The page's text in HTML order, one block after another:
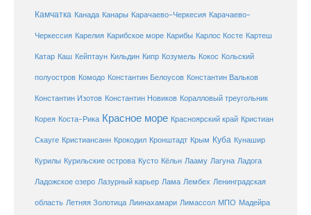
Камчатка Канада Канары Карачаево-Черкесия Карачаево-
Черкессия Карелия Карибское море Карибы Карлос Косте Картеш
Катар Каш Кейптаун Кильдин Кипр Козумель Кокос Кольский
полуостров Комодо Константин Белоусов Константин Вальков
Константин Изотов Константин Новиков Коралловый треугольник
Корея Коста-Рика Красное море Красноярский край Кристиан
Скауге Кристиансанн Крокодил Кронштадт Крым Куба Кунашир
Курилы Курильские острова Кусто Кёльн Лааму Лагуна Ладога
Ладожское озеро Лазурный карьер Лама Лембех Ленинградская
область Летняя Золотица Лиинахамари Лимассол МПО Мадейра